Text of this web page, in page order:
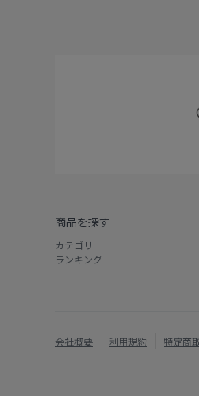
商品を探す
カテゴリ
ランキング
会社概要 利用規約 特定商